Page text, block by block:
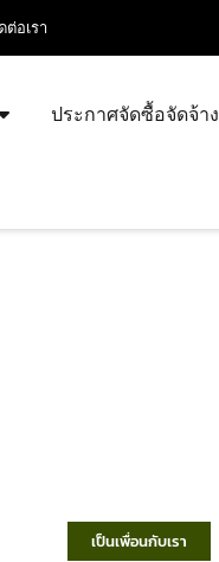
ต่อเรา
ประกาศจัดซื้อจัดจ้าง
เป็นเพื่อนกับเรา